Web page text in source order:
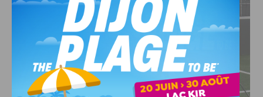
DFCO : RENCONTRE AVEC PIERRE-HENRI DEBALLON,
L’ARTISAN DE LA MONTÉE EN LIGUE 2